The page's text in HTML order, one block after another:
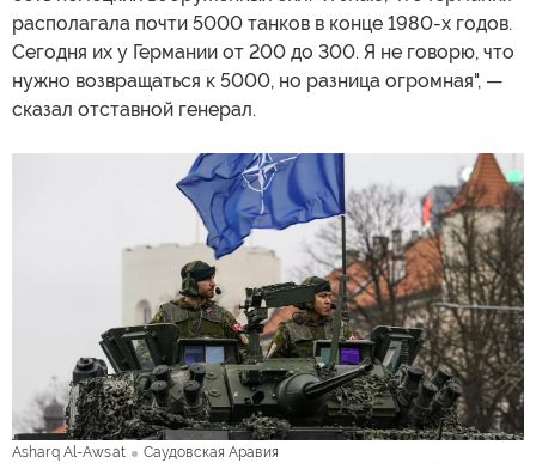
располагала почти 5000 танков в конце 1980-х годов.
Сегодня их у Германии от 200 до 300. Я не говорю, что
нужно возвращаться к 5000, но разница огромная", —
сказал отставной генерал.
Asharq Al-Awsat Саудовская Аравия